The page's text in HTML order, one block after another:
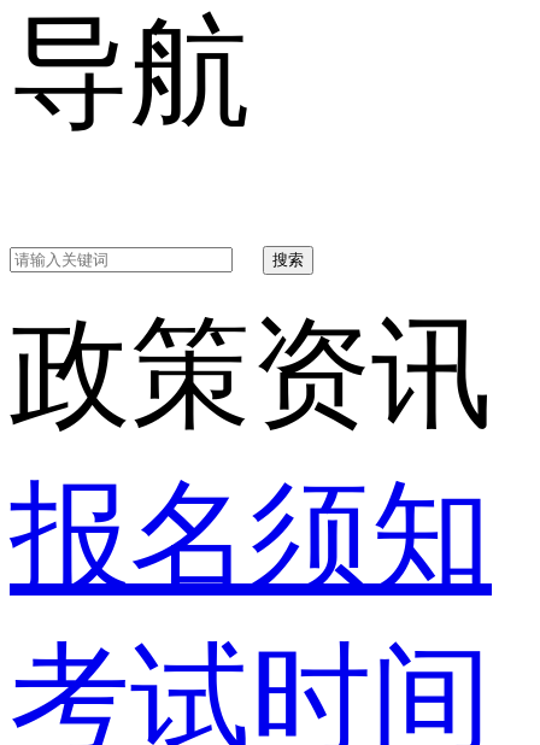
导航
搜索
政策资讯
报名须知
考试时间